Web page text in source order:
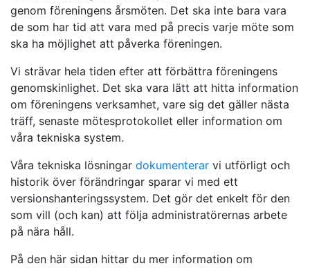
genom föreningens årsmöten. Det ska inte bara vara
de som har tid att vara med på precis varje möte som
ska ha möjlighet att påverka föreningen.
Vi strävar hela tiden efter att förbättra föreningens
genomskinlighet. Det ska vara lätt att hitta information
om föreningens verksamhet, vare sig det gäller nästa
träff, senaste mötesprotokollet eller information om
våra tekniska system.
Våra tekniska lösningar dokumenterar vi utförligt och
historik över förändringar sparar vi med ett
versionshanteringssystem. Det gör det enkelt för den
som vill (och kan) att följa administratörernas arbete
på nära håll.
På den här sidan hittar du mer information om